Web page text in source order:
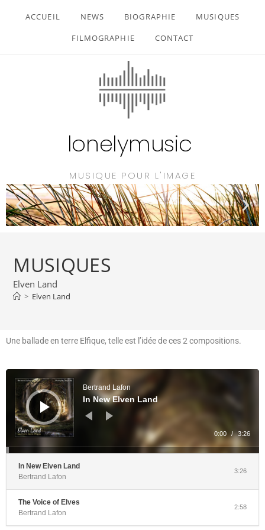
ACCUEIL NEWS BIOGRAPHIE
MUSIQUES
FILMOGRAPHIE
CONTACT
lonelymusic
MUSIQUE POUR L'IMAGE
MUSIQUES
Elven Land
> Elven Land
Une ballade en terre Elfique, telle est l’idée de ces 2 compositions.
Lecteur
audio
Bertrand Lafon
In New Elven Land
0:00 / 3:26
In New Elven Land
Bertrand Lafon
3:26
The Voice of Elves
Bertrand Lafon
2:58